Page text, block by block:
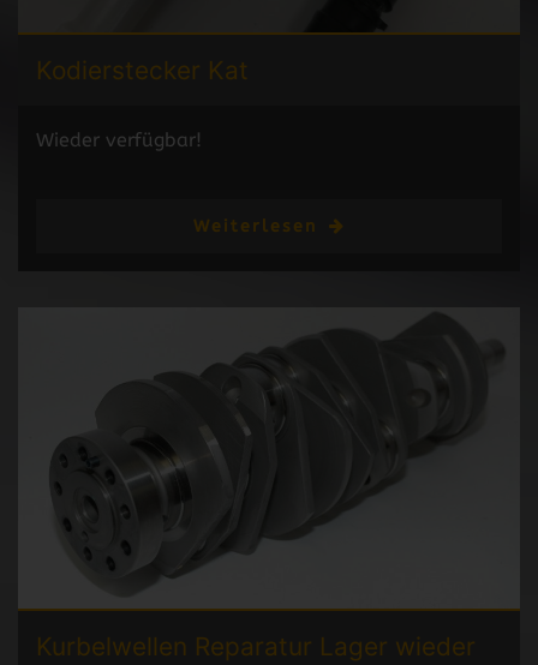
Kodierstecker Kat
Wieder verfügbar!
Weiterlesen
Kurbelwellen Reparatur Lager wieder